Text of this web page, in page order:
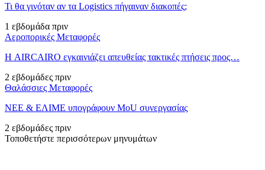
Τι θα γινόταν αν τα Logistics πήγαιναν διακοπές;
1 εβδομάδα πριν
Αεροπορικές Μεταφορές
Η AIRCAIRO εγκαινιάζει απευθείας τακτικές πτήσεις προς…
2 εβδομάδες πριν
Θαλάσσιες Μεταφορές
ΝΕΕ & ΕΛΙΜΕ υπογράφουν MoU συνεργασίας
2 εβδομάδες πριν
Τοποθετήστε περισσότερων μηνυμάτων